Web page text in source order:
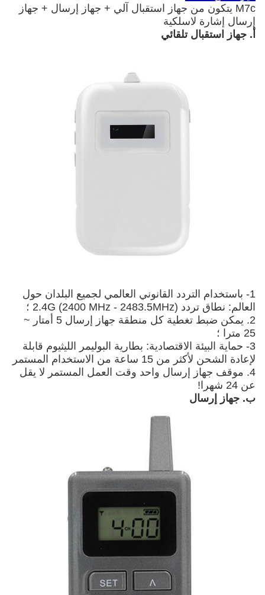
M7c يتكون من جهاز استقبال آلي + جهاز إرسال + جهاز
إرسال إشارة لاسلكية
أ. جهاز استقبال تلقائي
1- باستخدام التردد القانوني العالمي لجميع البلدان حول
العالم: نطاق تردد 2.4G (2400 MHz - 2483.5MHz) ؛
2. يمكن ضبط تغطية كل منطقة جهاز إرسال 5 أمتار ~
25 مترا ؛
3- حماية البيئة الاقتصادية: بطارية البوليمر الليثيوم قابلة
لإعادة الشحن لأكثر من 15 ساعة من الاستخدام المستمر
4. موقف جهاز إرسال واحد وقت العمل المستمر لا يقل
عن 24 شهرا!
ب. جهاز إرسال